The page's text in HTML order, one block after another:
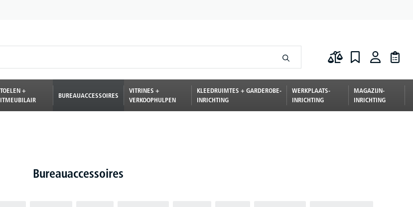
+
BUREAUACCESSOIRES
VITRINES +
VERKOOPHULPEN
KLEEDRUIMTES + GARDEROBE-
INRICHTING
WERKPLAATS-
INRICHTING
MAGAZIJN-
INRICHTING
Bureauaccessoires